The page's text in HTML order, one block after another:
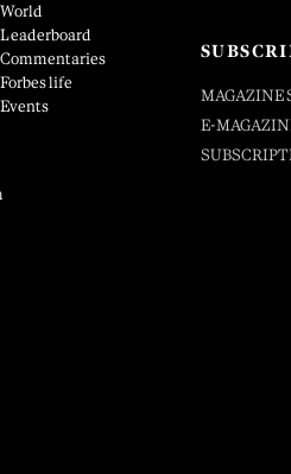
World
Leaderboard
Commentaries
Forbes life
Events
MAGAZINE
E-